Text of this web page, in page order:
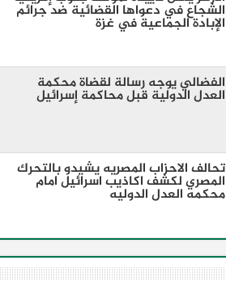
الشجاع في دعواها القضائية ضد جرائم
الإبادة الجماعية في غزة
الفضالي يوجه رسالة لقضاة محكمة
العدل الدولية قبل محاكمة إسرائيل
تحالف الاحزاب المصريه يشيدو بالتحرك
المصري لكشف اكاذيب اسرائيل امام
محكمه العدل الدوليه